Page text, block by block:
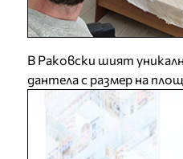
В Раковски шият
дантела с размер на